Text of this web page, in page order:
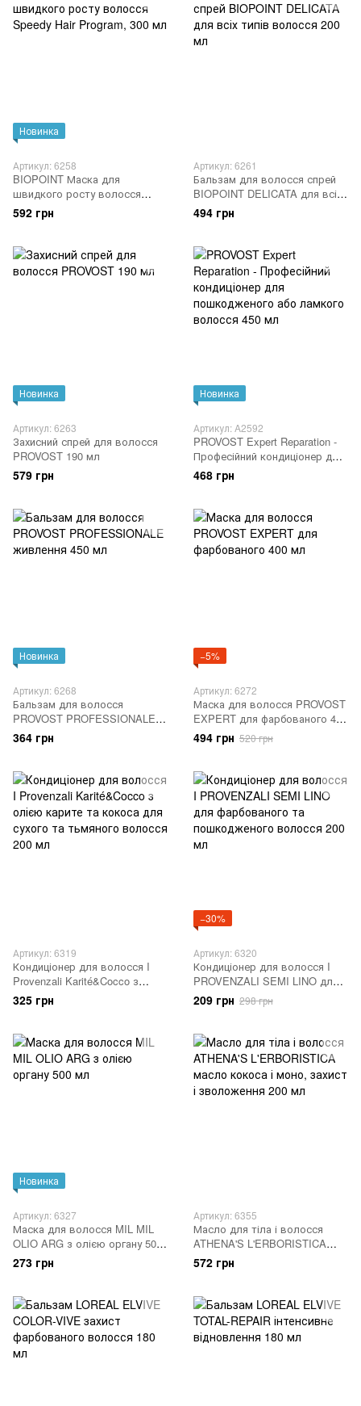
Новинка
Артикул: 6258
BIOPOINT Маска для
швидкого росту волосся
Speedy Hair Program, 300 мл
592 грн
Артикул: 6261
Бальзам для волосся спрей
BIOPOINT DELICATA для всіх
типів волосся 200 мл
494 грн
Новинка
Артикул: 6263
Захисний спрей для волосся
PROVOST 190 мл
579 грн
Новинка
Артикул: A2592
PROVOST Expert Reparation -
Професійний кондиціонер для
пошкодженого або ламкого
волосся 450 мл
468 грн
Новинка
Артикул: 6268
Бальзам для волосся
PROVOST PROFESSIONALE
живлення 450 мл
364 грн
−5%
Артикул: 6272
Маска для волосся PROVOST
EXPERT для фарбованого 400
мл
494 грн 520 грн
Артикул: 6319
Кондиціонер для волосся I
Provenzali Karité&Cocco з
олією карите та кокоса для
сухого та тьмяного волосся
325 грн
−30%
Артикул: 6320
Кондиціонер для волосся I
PROVENZALI SEMI LINO для
фарбованого та
пошкодженого волосся 200
209 грн 298 грн
Новинка
Артикул: 6327
Маска для волосся MIL MIL
OLIO ARG з олією органу 500
мл
273 грн
Артикул: 6355
Масло для тіла і волосся
ATHENA'S L'ERBORISTICA
масло кокоса і моно, захист і
зволоження 200 мл
572 грн